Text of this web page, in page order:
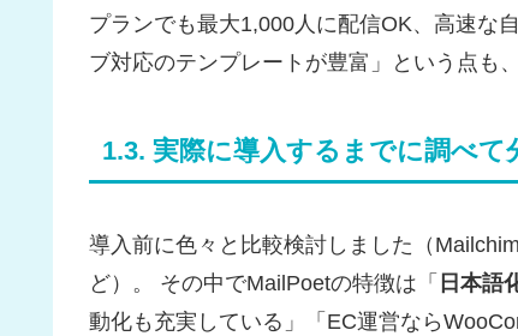
プランでも最大1,000人に配信OK、高速
ブ対応のテンプレートが豊富」という点も
1.3. 実際に導入するまでに調べて
導入前に色々と比較検討しました（
ど）。 その中でMailPoetの特徴は「 日本語
動化も充実している」「EC運営なら